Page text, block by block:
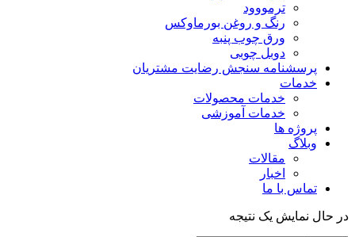
ترمووود
رنگ و روغن بورماوکس
ورق چوب پنبه
دوبل چوبی
پرسشنامه سنجش رضایت مشتریان
خدمات
خدمات محصولات
خدمات آموزشی
پروژه ها
وبلاگ
مقالات
اخبار
تماس با ما
در حال نمایش یک نتیجه